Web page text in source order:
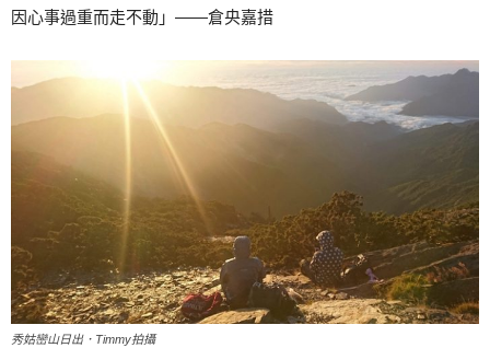
因心事過重而走不動」——倉央嘉措
秀姑巒山日出．Timmy拍攝